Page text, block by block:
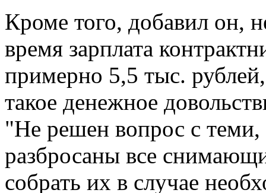
Кроме того, добавил он,
время зарплата
примерно 5,5 тыс.
такое денежное
"Не решен вопрос с теми,
разбросаны все
собрать их в случае